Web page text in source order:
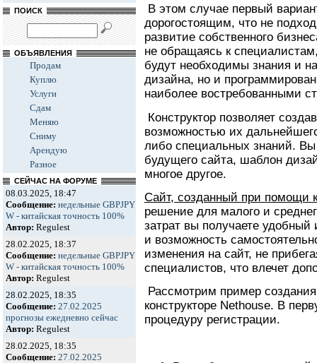
ПОИСК
ОБЪЯВЛЕНИЯ
Продам
Куплю
Услуги
Сдам
Меняю
Сниму
Арендую
Разное
СЕЙЧАС НА ФОРУМЕ
08.03.2025, 18:47
Сообщение: недельные GBPJPY
W - китайская точность 100%
Автор: Regulest
28.02.2025, 18:37
Сообщение: недельные GBPJPY
W - китайская точность 100%
Автор: Regulest
28.02.2025, 18:35
Сообщение: 27.02.2025
прогнозы ежедневно сейчас
Автор: Regulest
28.02.2025, 18:35
Сообщение: 27.02.2025
В этом случае первый
дорогостоящим, что не
развитие собственного
не обращаясь к
будут необходимы знания и
дизайна, но и
наиболее востребованными
Конструктор позволяет
возможностью их
либо специальных знаний.
будущего сайта, шаблон
многое другое.
Сайт, созданный при помощи
решение для малого и
затрат вы получаете
и возможность
изменения на сайт, не
специалистов, что влечет
Рассмотрим пример
конструкторе Nethouse. В
процедуру регистрации.